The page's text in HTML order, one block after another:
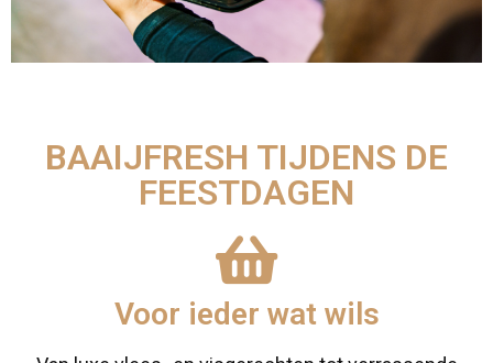
BAAIJFRESH TIJDENS DE
FEESTDAGEN
Voor ieder wat wils